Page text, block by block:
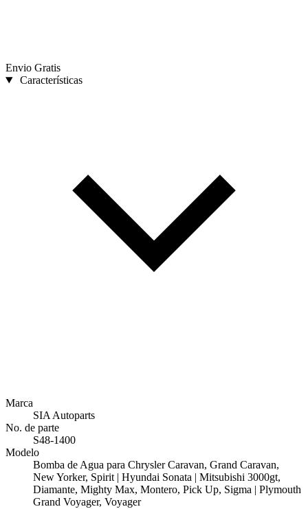
Envio Gratis
Características
Marca
SIA Autoparts
No. de parte
S48-1400
Modelo
Bomba de Agua para Chrysler Caravan, Grand Caravan,
New Yorker, Spirit | Hyundai Sonata | Mitsubishi 3000gt,
Diamante, Mighty Max, Montero, Pick Up, Sigma | Plymouth
Grand Voyager, Voyager